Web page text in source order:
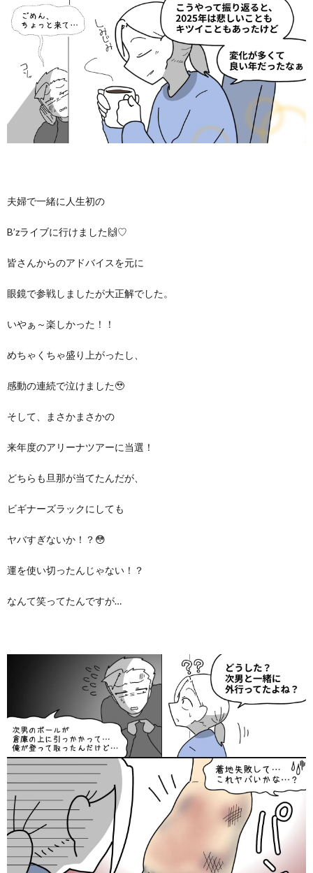
夫婦で一緒に人生初の
B’zライブに行けました🙌♡
皆さんからのアドバイスを元に
眼鏡で参戦しましたが大正解でした。
いやぁ～楽しかった！！
めちゃくちゃ盛り上がったし、
感動の連続で泣けました🥹
そして、まさかまさかの
来年度のアリーナツアーに当選！
どちらも旦那が当てたんだが、
ビギナーズラックにしても
ヤバすぎないか！？😳
運を使い切ったんじゃない！？
なんて笑ってたんですが…